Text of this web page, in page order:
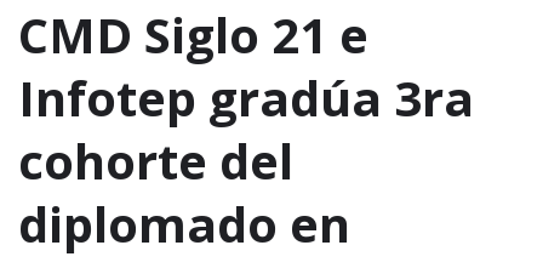
CMD Siglo 21 e
Infotep gradúa 3ra
cohorte del
diplomado en